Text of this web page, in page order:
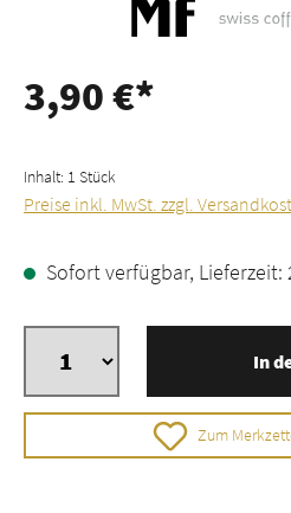
3,90 €*
Inhalt: 1 Stück
Preise inkl. MwSt. zzgl.
Sofort verfügbar, Lieferzeit:
In
Zum